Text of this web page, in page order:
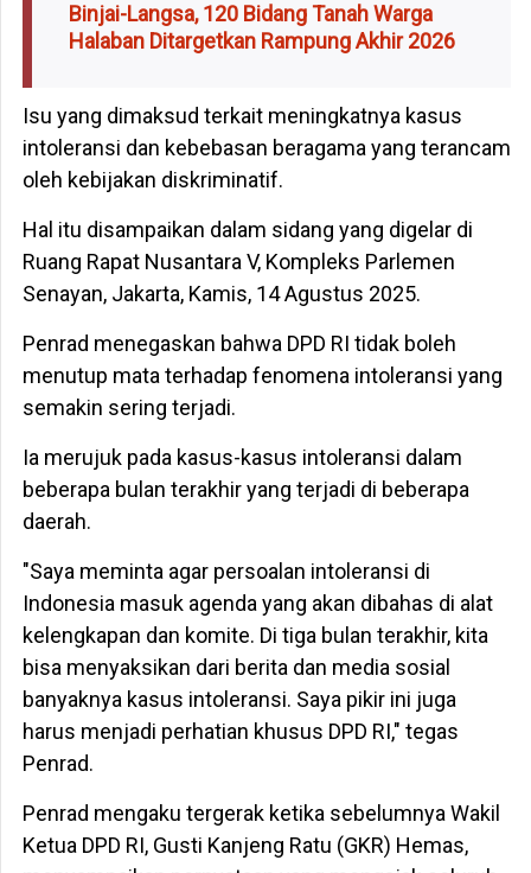
Binjai-Langsa, 120 Bidang Tanah Warga
Halaban Ditargetkan Rampung Akhir 2026
Isu yang dimaksud terkait meningkatnya kasus
intoleransi dan kebebasan beragama yang terancam
oleh kebijakan diskriminatif.
Hal itu disampaikan dalam sidang yang digelar di
Ruang Rapat Nusantara V, Kompleks Parlemen
Senayan, Jakarta, Kamis, 14 Agustus 2025.
Penrad menegaskan bahwa DPD RI tidak boleh
menutup mata terhadap fenomena intoleransi yang
semakin sering terjadi.
Ia merujuk pada kasus-kasus intoleransi dalam
beberapa bulan terakhir yang terjadi di beberapa
daerah.
"Saya meminta agar persoalan intoleransi di
Indonesia masuk agenda yang akan dibahas di alat
kelengkapan dan komite. Di tiga bulan terakhir, kita
bisa menyaksikan dari berita dan media sosial
banyaknya kasus intoleransi. Saya pikir ini juga
harus menjadi perhatian khusus DPD RI," tegas
Penrad.
Penrad mengaku tergerak ketika sebelumnya Wakil
Ketua DPD RI, Gusti Kanjeng Ratu (GKR) Hemas,